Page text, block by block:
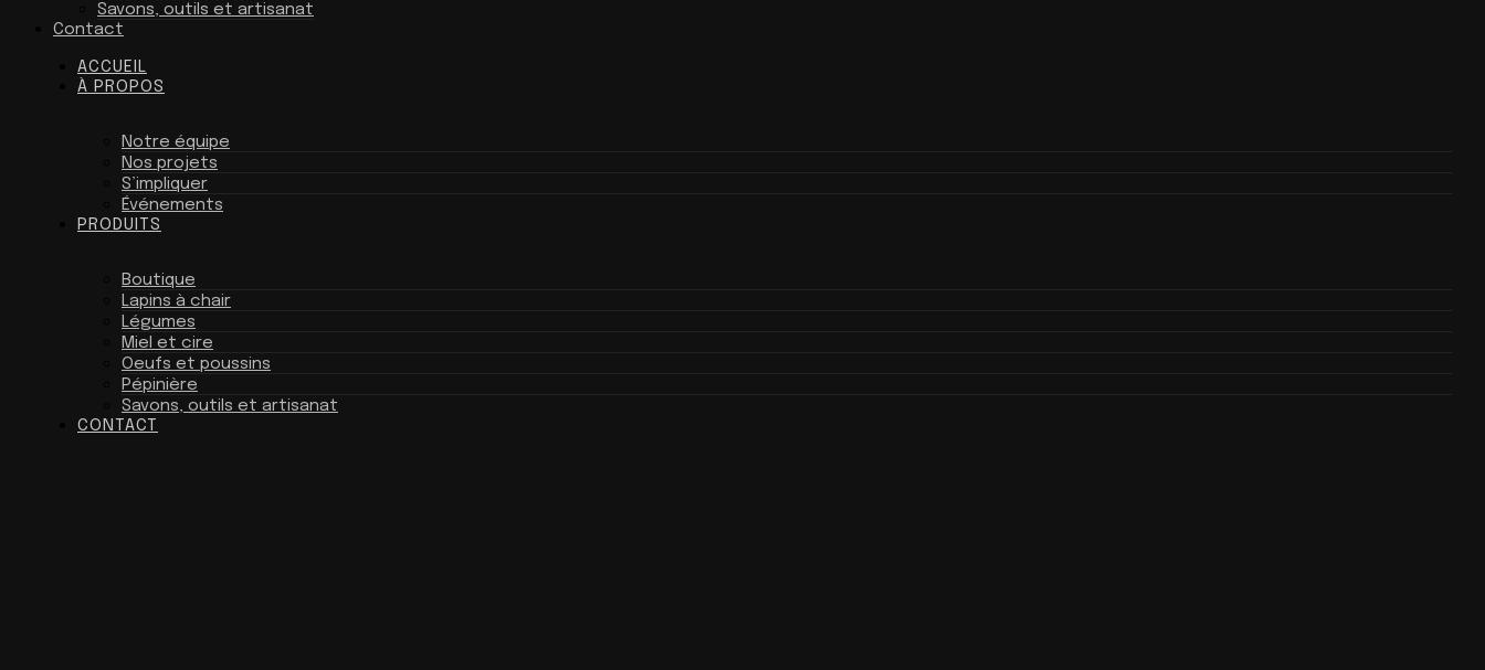
Savons, outils et artisanat
Contact
ACCUEIL
À PROPOS
Notre équipe
Nos projets
S’impliquer
Événements
PRODUITS
Boutique
Lapins à chair
Légumes
Miel et cire
Oeufs et poussins
Pépinière
Savons, outils et artisanat
CONTACT